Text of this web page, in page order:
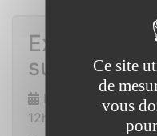
Exposition
sur la
Du 1er mai à
12h31
Ce site
de
vous